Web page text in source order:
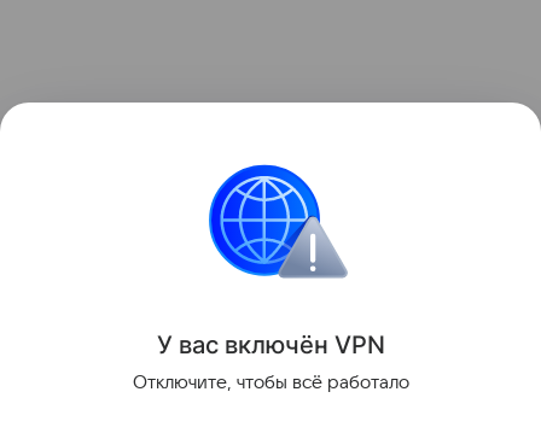
У вас включён VPN
Отключите, чтобы всё работало